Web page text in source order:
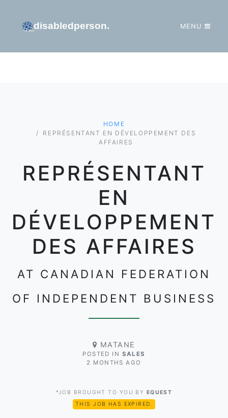
MENU
HOME
REPRÉSENTANT EN DÉVELOPPEMENT DES
AFFAIRES
REPRÉSENTANT
EN
DÉVELOPPEMENT
DES AFFAIRES
AT CANADIAN FEDERATION
OF INDEPENDENT BUSINESS
MATANE
POSTED IN SALES
2 MONTHS AGO
*JOB BROUGHT TO YOU BY EQUEST
THIS JOB HAS EXPIRED.